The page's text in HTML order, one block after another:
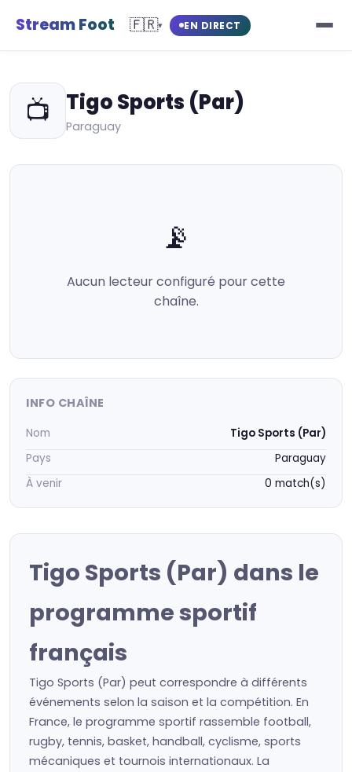
Stream Foot 🇫🇷▾ EN DIRECT
📺 Tigo Sports (Par)
Paraguay
📡
Aucun lecteur configuré pour cette
chaîne.
INFO CHAÎNE
Nom
Tigo Sports (Par)
Pays
Paraguay
À venir
0 match(s)
Tigo Sports (Par) dans le
programme sportif
français
Tigo Sports (Par) peut correspondre à différents
événements selon la saison et la compétition. En
France, le programme sportif rassemble football,
rugby, tennis, basket, handball, cyclisme, sports
mécaniques et tournois internationaux. La